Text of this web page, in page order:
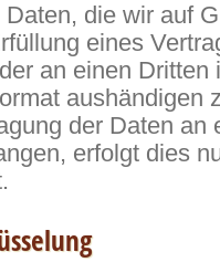
die wir auf
eines
an einen Dritten
aushändigen
der Daten an
erfolgt dies